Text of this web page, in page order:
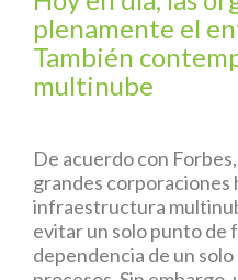
plenamente el
También
multinube
De acuerdo con
grandes corporaciones
infraestructura
evitar un solo punto de
dependencia de un